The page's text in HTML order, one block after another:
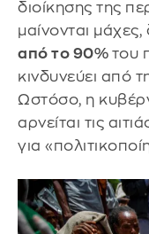
διοίκησης της
μαίνονται
από το 90% του
κινδυνεύει από
Ωστόσο, η
αρνείται τις
για